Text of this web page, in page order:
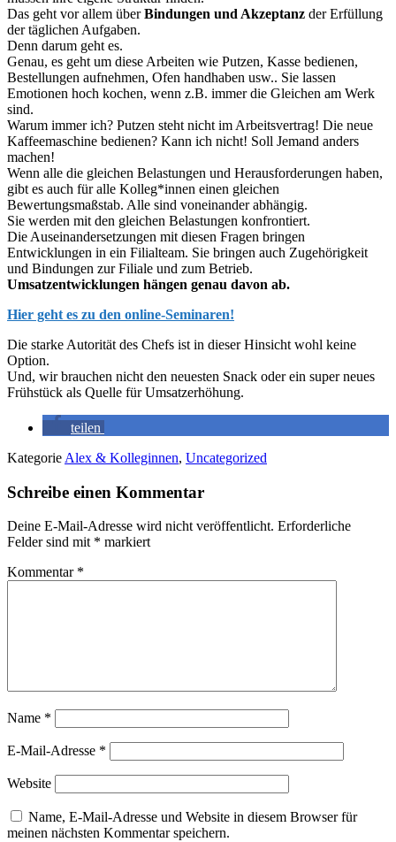
Das geht vor allem überBindungen und Akzeptanz der Erfüllung
der täglichen Aufgaben.
Denn darum geht es.
Genau, es geht um diese Arbeiten wie Putzen, Kasse bedienen,
Bestellungen aufnehmen, Ofen handhaben usw.. Sie lassen
Emotionen hoch kochen, wenn z.B. immer die Gleichen am Werk
sind.
Warum immer ich? Putzen steht nicht im Arbeitsvertrag! Die neue
Kaffeemaschine bedienen? Kann ich nicht! Soll Jemand anders
machen!
Wenn alle die gleichen Belastungen und Herausforderungen haben,
gibt es auch für alle Kolleg*innen einen gleichen
Bewertungsmaßstab. Alle sind voneinander abhängig.
Sie werden mit den gleichen Belastungen konfrontiert.
Die Auseinandersetzungen mit diesen Fragen bringen
Entwicklungen in ein Filialteam. Sie bringen auch Zugehörigkeit
und Bindungen zur Filiale und zum Betrieb.
Umsatzentwicklungen hängen genau davon ab.
Hier geht es zu den online-Seminaren!
Die starke Autorität des Chefs ist in dieser Hinsicht wohl keine
Option.
Und, wir brauchen nicht den neuesten Snack oder ein super neues
Frühstück als Quelle für Umsatzerhöhung.
teilen
Kategorie Alex & Kolleginnen, Uncategorized
Schreibe einen Kommentar
Deine E-Mail-Adresse wird nicht veröffentlicht. Erforderliche
Felder sind mit * markiert
Kommentar *
Name *
E-Mail-Adresse *
Website
Name, E-Mail-Adresse und Website in diesem Browser für
meinen nächsten Kommentar speichern.